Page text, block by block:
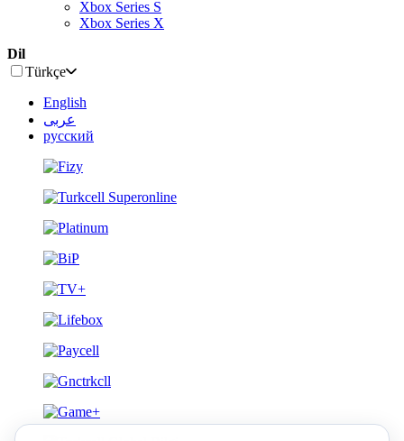
Xbox Series S
Xbox Series X
Dil
Türkçe
English
عربى
русский